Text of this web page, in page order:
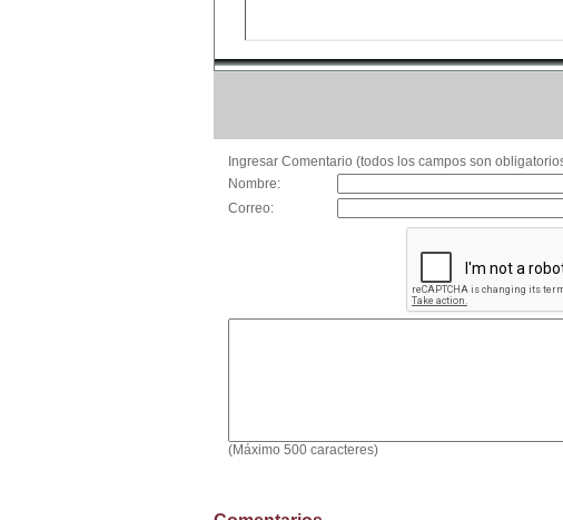
Ingresar Comentario (todos los campos son
Nombre:
Correo:
(Máximo 500 caracteres)